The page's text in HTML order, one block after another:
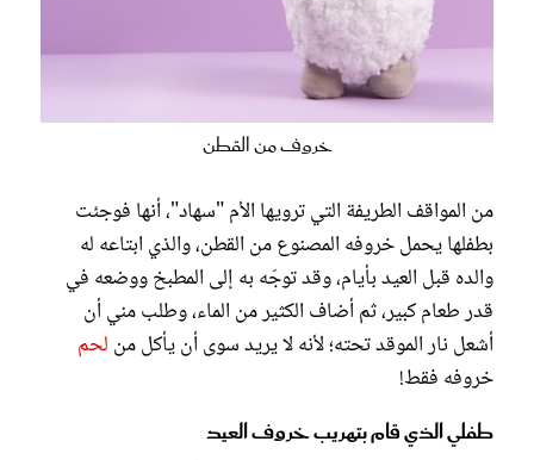
خروف من القطن
من المواقف الطريفة التي ترويها الأم "سهاد"، أنها فوجئت
بطفلها يحمل خروفه المصنوع من القطن، والذي ابتاعه له
والده قبل العيد بأيام، وقد توجّه به إلى المطبخ ووضعه في
قدر طعام كبير، ثم أضاف الكثير من الماء، وطلب مني أن
أشعل نار الموقد تحته؛ لأنه لا يريد سوى أن يأكل من لحم
خروفه فقط!
طفلي الذي قام بتهريب خروف العيد